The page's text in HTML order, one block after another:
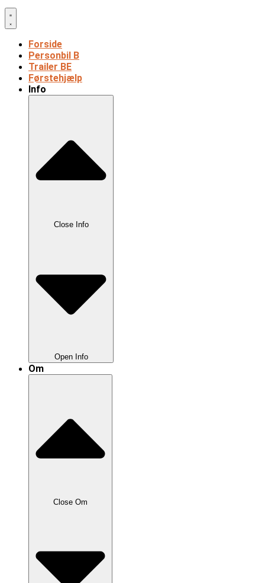
Forside
Personbil B
Trailer BE
Førstehjælp
Info
Close Info
Open Info
Inden Køreprøven
Om
Close Om